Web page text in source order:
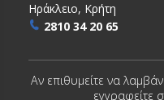
Ηράκλειο, Κρήτη
2810 34 20 65
Αν επιθυμείτε να
εγγραφείτε